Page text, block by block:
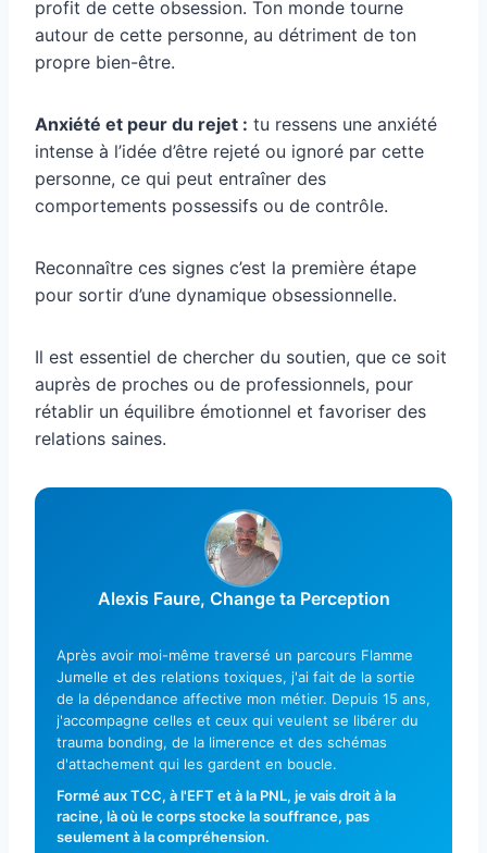
profit de cette obsession. Ton monde tourne
autour de cette personne, au détriment de ton
propre bien-être.
Anxiété et peur du rejet : tu ressens une anxiété
intense à l’idée d’être rejeté ou ignoré par cette
personne, ce qui peut entraîner des
comportements possessifs ou de contrôle.
Reconnaître ces signes c’est la première étape
pour sortir d’une dynamique obsessionnelle.
Il est essentiel de chercher du soutien, que ce soit
auprès de proches ou de professionnels, pour
rétablir un équilibre émotionnel et favoriser des
relations saines.
Alexis Faure, Change ta Perception
Après avoir moi-même traversé un parcours Flamme
Jumelle et des relations toxiques, j'ai fait de la sortie
de la dépendance affective mon métier. Depuis 15 ans,
j'accompagne celles et ceux qui veulent se libérer du
trauma bonding, de la limerence et des schémas
d'attachement qui les gardent en boucle.
Formé aux TCC, à l'EFT et à la PNL, je vais droit à la
racine, là où le corps stocke la souffrance, pas
seulement à la compréhension.